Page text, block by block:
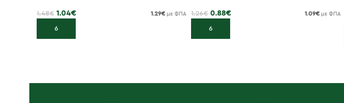
1.48€ 1.04€ 1.29€ με ΦΠΑ
Προσθήκη στο καλάθι
1.26€ 0.88€ 1.09€ με ΦΠΑ
Προσθήκη στο καλάθι